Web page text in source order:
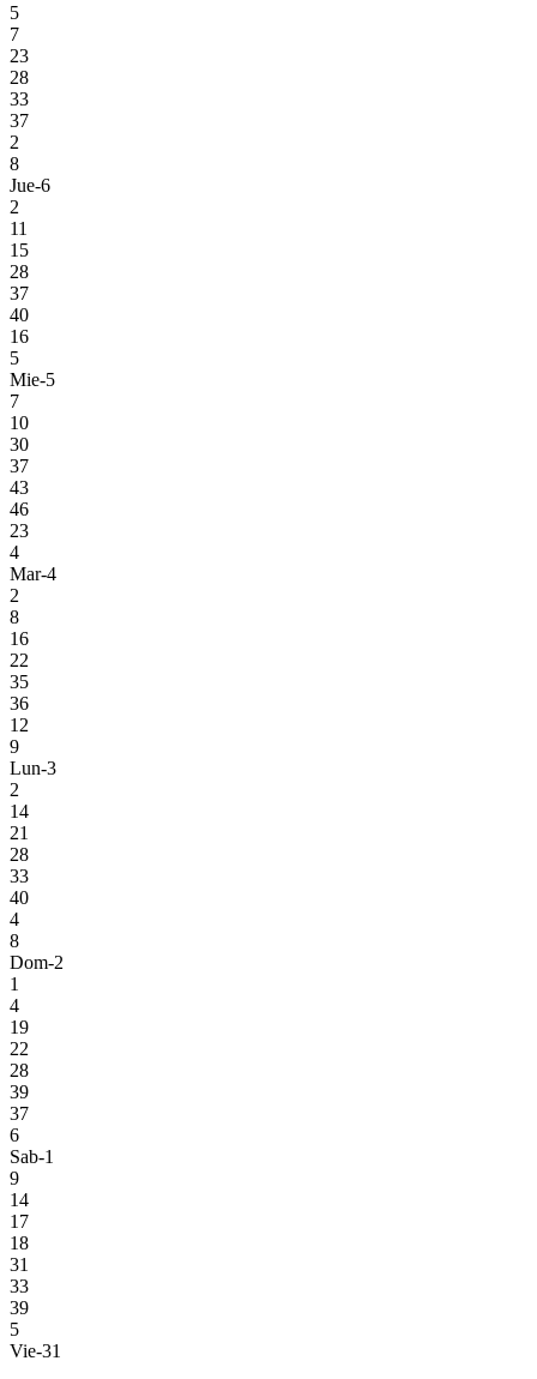
5
7
23
28
33
37
2
8
Jue-6
2
11
15
28
37
40
16
5
Mie-5
7
10
30
37
43
46
23
4
Mar-4
2
8
16
22
35
36
12
9
Lun-3
2
14
21
28
33
40
4
8
Dom-2
1
4
19
22
28
39
37
6
Sab-1
9
14
17
18
31
33
39
5
Vie-31